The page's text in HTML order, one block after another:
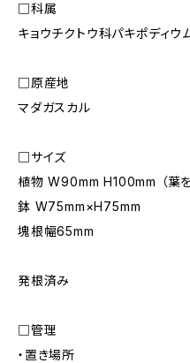
□科属
キョウチクトウ科パキポディウ
□原産地
マダガスカル
□サイズ
植物 W90mm H100mm （葉
鉢 W75mm×H75mm
塊根幅65mm
発根済み
□管理
・置き場所